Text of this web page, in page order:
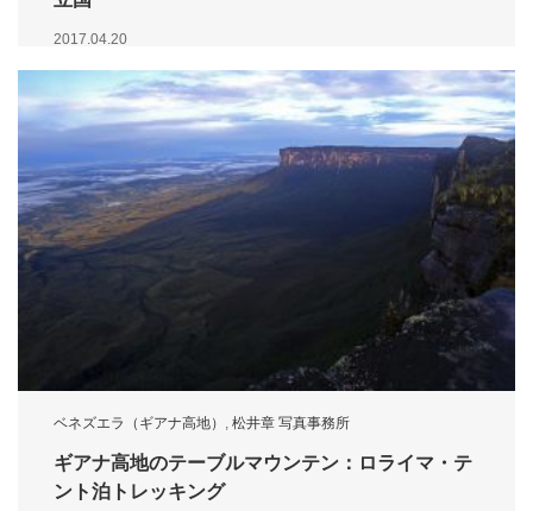
2017.04.20
ベネズエラ（ギアナ高地） 松井章 写真事務所
ギアナ高地のテーブルマウンテン：ロライマ・テ
ント泊トレッキング